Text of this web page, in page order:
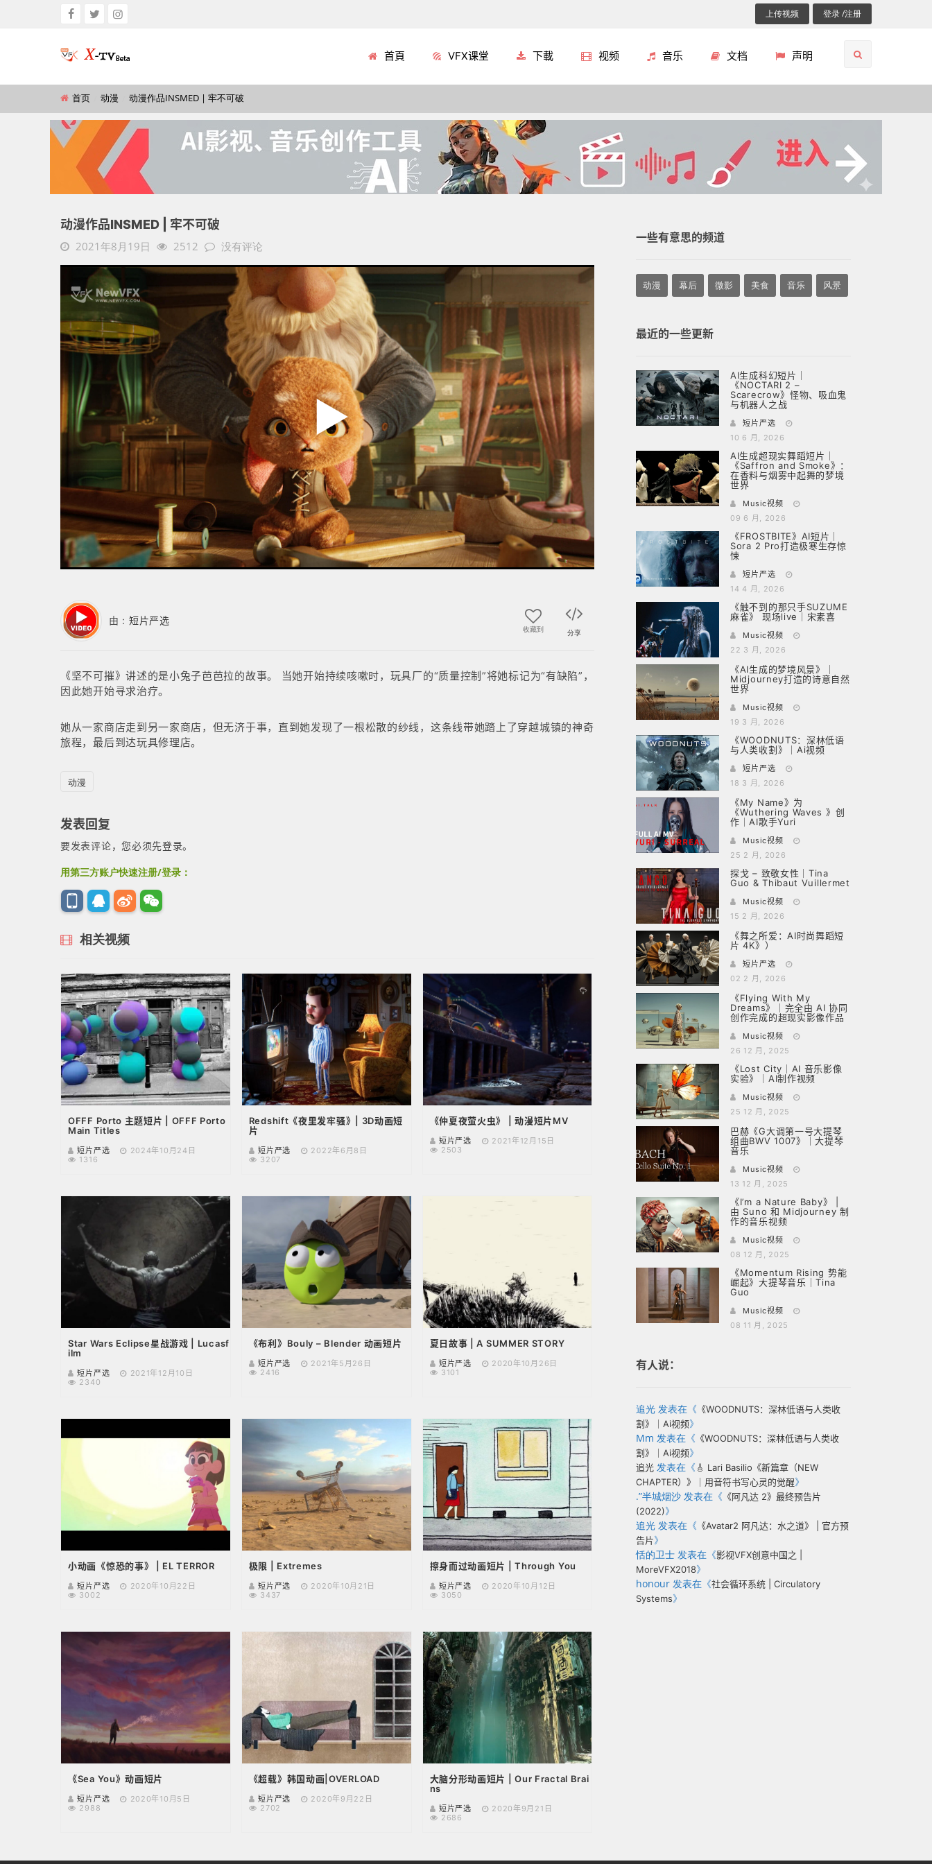
上传视频 登录 /注册
首頁 VFX课堂 下載 视频 音乐 文档 声明
首页 动漫 动漫作品INSMED | 牢不可破
动漫作品INSMED | 牢不可破
2021年8月19日 2512 没有评论
收藏到 分享
由 : 短片严选
《坚不可摧》讲述的是小兔子芭芭拉的故事。 当她开始持续咳嗽时，玩具厂的“质量控制”将她标记为“有缺陷”，
因此她开始寻求治疗。
她从一家商店走到另一家商店，但无济于事，直到她发现了一根松散的纱线，这条线带她踏上了穿越城镇的神奇
旅程，最后到达玩具修理店。
动漫
发表回复
要发表评论，您必须先登录。
用第三方账户快速注册/登录：
相关视频
OFFF Porto 主题短片 | OFFF Porto
Main Titles
短片严选
2024年10月24日
1316
Redshift《夜里发牢骚》| 3D动画短
片
短片严选
2022年6月8日
3207
《仲夏夜萤火虫》 | 动漫短片MV
短片严选
2021年12月15日
2503
Star Wars Eclipse星战游戏 | Lucasf
ilm
短片严选
2021年12月10日
2340
《布利》Bouly – Blender 动画短片
短片严选
2021年5月26日
2416
夏日故事 | A SUMMER STORY
短片严选
2020年10月26日
3101
小动画《惊恐的事》 | EL TERROR
短片严选
2020年10月22日
3002
极限 | Extremes
短片严选
2020年10月21日
3437
擦身而过动画短片 | Through You
短片严选
2020年10月12日
3050
《Sea You》动画短片
短片严选
2020年10月5日
2988
《超载》韩国动画|OVERLOAD
短片严选
2020年9月22日
2702
大脑分形动画短片 | Our Fractal Brai
ns
短片严选
2020年9月21日
2686
一些有意思的频道
动漫 幕后 微影 美食 音乐 风景
最近的一些更新
AI生成科幻短片｜
《NOCTARI 2 –
Scarecrow》怪物、吸血鬼
与机器人之战
短片严选
10 6 月, 2026
AI生成超现实舞蹈短片｜
《Saffron and Smoke》：
在香料与烟雾中起舞的梦境
世界
Music视频
09 6 月, 2026
《FROSTBITE》AI短片｜
Sora 2 Pro打造极寒生存惊
悚
短片严选
14 4 月, 2026
《触不到的那只手SUZUME
麻雀》 现场live｜宋素喜
Music视频
22 3 月, 2026
《AI生成的梦境风景》｜
Midjourney打造的诗意自然
世界
Music视频
19 3 月, 2026
《WOODNUTS：深林低语
与人类收割》｜Ai视频
短片严选
18 3 月, 2026
《My Name》为
《Wuthering Waves 》创
作｜AI歌手Yuri
Music视频
25 2 月, 2026
探戈 – 致敬女性｜Tina
Guo & Thibaut Vuillermet
Music视频
15 2 月, 2026
《舞之所爱：AI时尚舞蹈短
片 4K》）
短片严选
02 2 月, 2026
《Flying With My
Dreams》｜完全由 AI 协同
创作完成的超现实影像作品
Music视频
26 12 月, 2025
《Lost City｜AI 音乐影像
实验》｜AI制作视频
Music视频
25 12 月, 2025
巴赫《G大调第一号大提琴
组曲BWV 1007》｜大提琴
音乐
Music视频
13 12 月, 2025
《I’m a Nature Baby》 |
由 Suno 和 Midjourney 制
作的音乐视频
Music视频
08 12 月, 2025
《Momentum Rising 势能
崛起》大提琴音乐｜Tina
Guo
Music视频
08 11 月, 2025
有人说：
追光 发表在《 《WOODNUTS：深林低语与人类收
割》｜Ai视频》
Mm 发表在《 《WOODNUTS：深林低语与人类收
割》｜Ai视频》
追光 发表在《 🎸 Lari Basilio《新篇章（NEW
CHAPTER）》｜用音符书写心灵的觉醒》
.”半城烟沙 发表在《 《阿凡达 2》最终预告片
(2022)》
追光 发表在《 《Avatar2 阿凡达：水之道》 | 官方预
告片》
恬的卫士 发表在《影视VFX创意中国之 |
MoreVFX2018》
honour 发表在《社会循环系统 | Circulatory
Systems》